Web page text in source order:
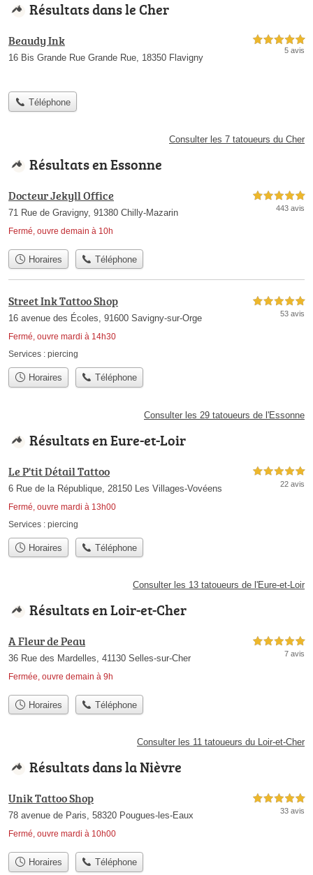
Résultats dans le Cher
Beaudy Ink
16 Bis Grande Rue Grande Rue, 18350 Flavigny
5,0 étoiles sur 5
5 avis
Téléphone
Consulter les 7 tatoueurs du Cher
Résultats en Essonne
Docteur Jekyll Office
71 Rue de Gravigny, 91380 Chilly-Mazarin
Fermé, ouvre demain à 10h
5,0 étoiles sur 5
443 avis
Horaires Téléphone
Street Ink Tattoo Shop
16 avenue des Écoles, 91600 Savigny-sur-Orge
Fermé, ouvre mardi à 14h30
5,0 étoiles sur 5
53 avis
Services : piercing
Horaires Téléphone
Consulter les 29 tatoueurs de l'Essonne
Résultats en Eure-et-Loir
Le P'tit Détail Tattoo
6 Rue de la République, 28150 Les Villages-Vovéens
Fermé, ouvre mardi à 13h00
5,0 étoiles sur 5
22 avis
Services : piercing
Horaires Téléphone
Consulter les 13 tatoueurs de l'Eure-et-Loir
Résultats en Loir-et-Cher
A Fleur de Peau
36 Rue des Mardelles, 41130 Selles-sur-Cher
Fermée, ouvre demain à 9h
5,0 étoiles sur 5
7 avis
Horaires Téléphone
Consulter les 11 tatoueurs du Loir-et-Cher
Résultats dans la Nièvre
Unik Tattoo Shop
78 avenue de Paris, 58320 Pougues-les-Eaux
Fermé, ouvre mardi à 10h00
5,0 étoiles sur 5
33 avis
Horaires Téléphone